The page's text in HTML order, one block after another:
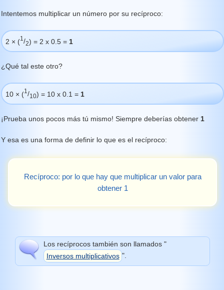
Intentemos multiplicar un número por su recíproco:
2 × (1/2) = 2 x 0.5 = 1
¿Qué tal este otro?
10 × (1/10) = 10 x 0.1 = 1
¡Prueba unos pocos más tú mismo! Siempre deberías obtener 1
Y esa es una forma de definir lo que es el recíproco:
Recíproco: por lo que hay que multiplicar un valor para
obtener 1
Los recíprocos también son llamados "
Inversos multiplicativos ".